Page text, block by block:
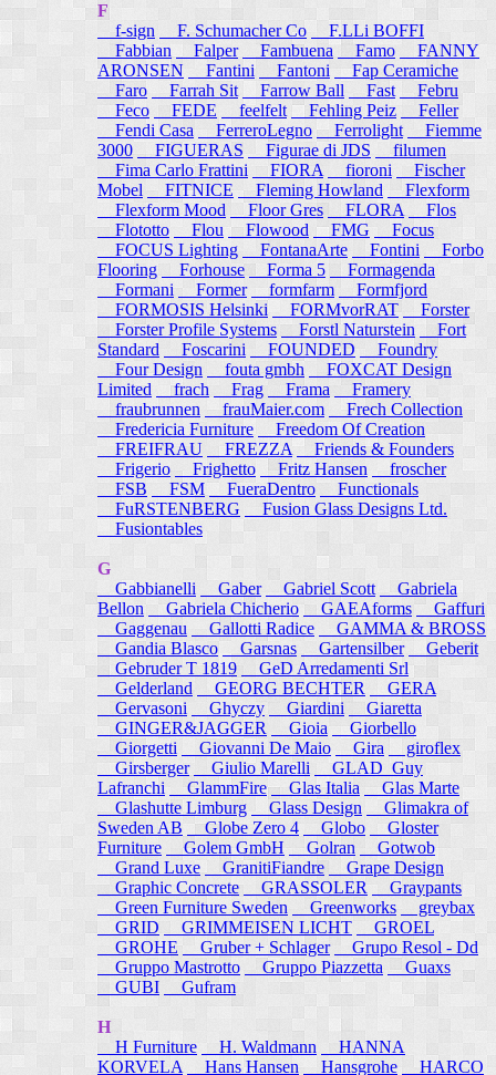
F
f-sign
F. Schumacher Co
F.LLi BOFFI
Fabbian
Falper Fambuena Famo
FANNY
ARONSEN
Fantini Fantoni
Fap Ceramiche
Faro
Farrah Sit Farrow Ball Fast
Febru
Feco
FEDE feelfelt Fehling Peiz
Feller
Fendi Casa
FerreroLegno Ferrolight
Fiemme
3000
FIGUERAS Figurae di JDS
filumen
Fima Carlo Frattini
FIORA fioroni
Fischer
Mobel
FITNICE Fleming Howland
Flexform
Flexform Mood
Floor Gres FLORA
Flos
Flototto
Flou Flowood FMG
Focus
FOCUS Lighting
FontanaArte Fontini
Forbo
Flooring
Forhouse Forma 5
Formagenda
Formani
Former formfarm
Formfjord
FORMOSIS Helsinki
FORMvorRAT
Forster
Forster Profile Systems
Forstl Naturstein
Fort
Standard
Foscarini FOUNDED
Foundry
Four Design
fouta gmbh
FOXCAT Design
Limited
frach Frag Frama
Framery
fraubrunnen
frauMaier.com
Frech Collection
Fredericia Furniture
Freedom Of Creation
FREIFRAU
FREZZA
Friends & Founders
Frigerio
Frighetto Fritz Hansen
froscher
FSB
FSM FueraDentro
Functionals
FuRSTENBERG
Fusion Glass Designs Ltd.
Fusiontables
G
Gabbianelli
Gaber Gabriel Scott
Gabriela
Bellon
Gabriela Chicherio GAEAforms
Gaffuri
Gaggenau
Gallotti Radice
GAMMA & BROSS
Gandia Blasco
Garsnas Gartensilber
Geberit
Gebruder T 1819
GeD Arredamenti Srl
Gelderland
GEORG BECHTER
GERA
Gervasoni
Ghyczy Giardini
Giaretta
GINGER&JAGGER
Gioia
Giorbello
Giorgetti
Giovanni De Maio Gira
giroflex
Girsberger
Giulio Marelli
GLAD_Guy
Lafranchi
GlammFire Glas Italia
Glas Marte
Glashutte Limburg
Glass Design
Glimakra of
Sweden AB
Globe Zero 4 Globo
Gloster
Furniture
Golem GmbH Golran
Gotwob
Grand Luxe
GranitiFiandre
Grape Design
Graphic Concrete
GRASSOLER
Graypants
Green Furniture Sweden
Greenworks
greybax
GRID
GRIMMEISEN LICHT
GROEL
GROHE
Gruber + Schlager
Grupo Resol - Dd
Gruppo Mastrotto
Gruppo Piazzetta
Guaxs
GUBI
Gufram
H
H Furniture
H. Waldmann
HANNA
KORVELA
Hans Hansen Hansgrohe HARCO